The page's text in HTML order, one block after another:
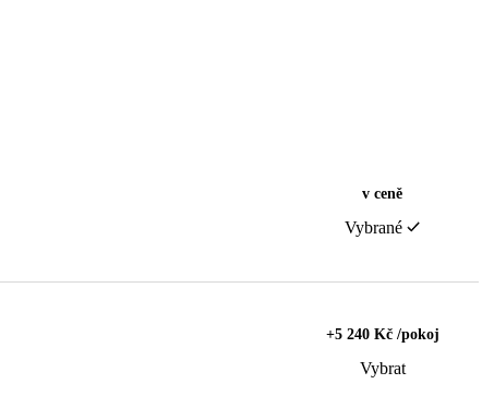
v ceně
Vybrané
+5 240 Kč /pokoj
Vybrat